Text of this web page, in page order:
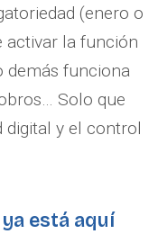
(enero o
activar la función
demás funciona
Solo que
digital y el control
está aquí